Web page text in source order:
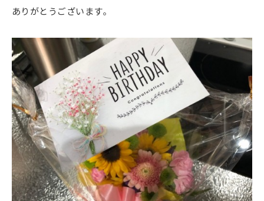
ありがとうございます｡